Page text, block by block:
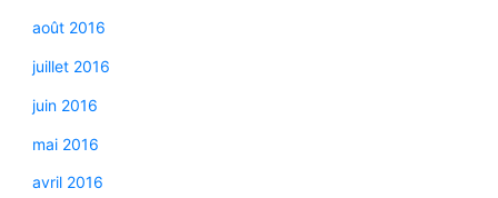
août 2016
juillet 2016
juin 2016
mai 2016
avril 2016